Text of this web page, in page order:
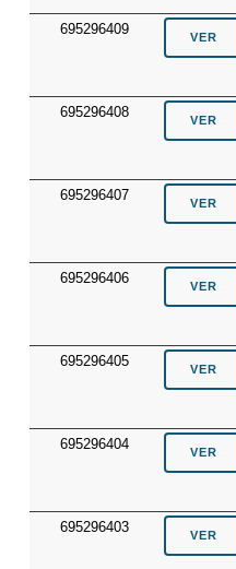
695296409
695296408
695296407
695296406
695296405
695296404
695296403